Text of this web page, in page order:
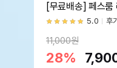
[무료배송] 페스
5.0 후
11,000원
28%